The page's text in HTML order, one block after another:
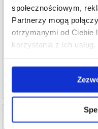
społecznościowym,
Partnerzy mogą
otrzymanymi od Ciebie
korzystania z ich usług.
72,80PLN